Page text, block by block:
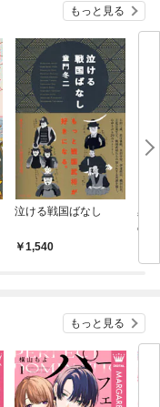
もっと見る
泣ける戦国ばなし
1,540
黒
の
もっと見る